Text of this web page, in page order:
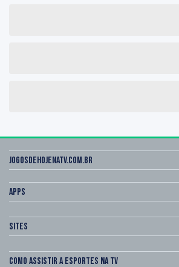
Jogosdehojenatv.com.br
Apps
Sites
Como assistir a esportes na TV